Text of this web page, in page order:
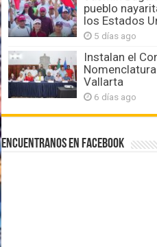
pueblo
los Estados
5 días ago
Instalan el
Vallarta
6 días ago
Encuentranos en Facebook